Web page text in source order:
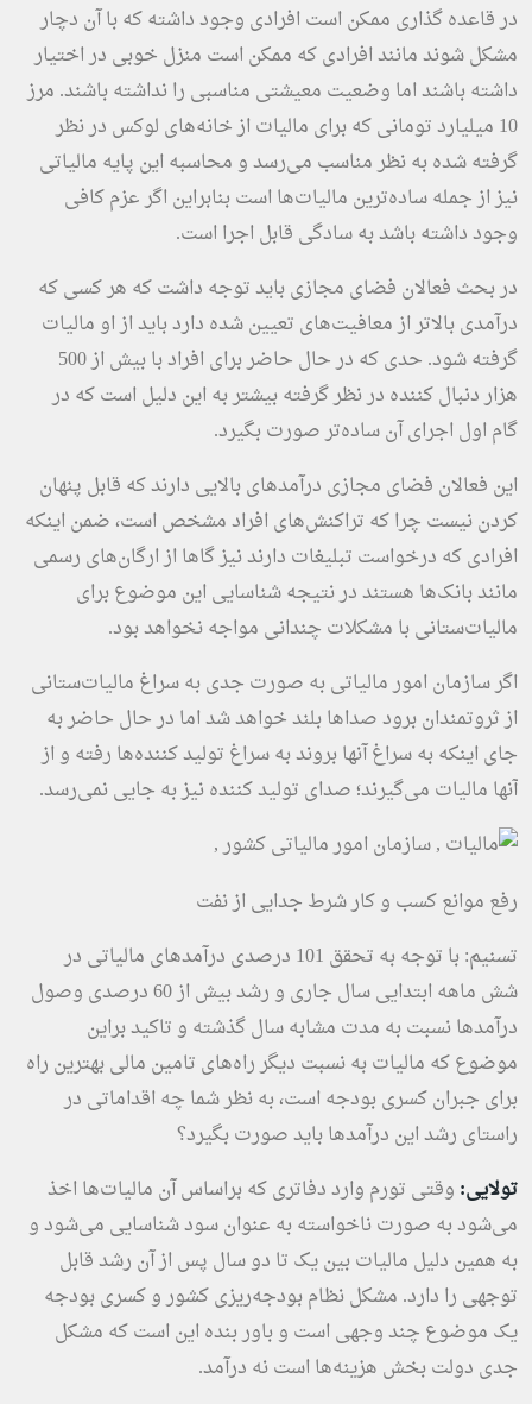
در قاعده گذاری ممکن است افرادی وجود داشته که با آن دچار
مشکل شوند مانند افرادی که ممکن است منزل خوبی در اختیار
داشته باشند اما وضعیت معیشتی مناسبی را نداشته باشند. مرز
10 میلیارد تومانی که برای مالیات از خانه‌های لوکس در نظر
گرفته شده به نظر مناسب می‌رسد و محاسبه این پایه مالیاتی
نیز از جمله ساده‌ترین مالیات‌ها است بنابراین اگر عزم کافی
وجود داشته باشد به سادگی قابل اجرا است.
در بحث فعالان فضای مجازی باید توجه داشت که هر کسی که
درآمدی بالاتر از معافیت‌های تعیین شده دارد باید از او مالیات
گرفته شود. حدی که در حال حاضر برای افراد با بیش از 500
هزار دنبال کننده در نظر گرفته بیشتر به این دلیل است که در
گام اول اجرای آن ساده‌تر صورت بگیرد.
این فعالان فضای مجازی درآمدهای بالایی دارند که قابل پنهان
کردن نیست چرا که تراکنش‌های افراد مشخص است، ضمن اینکه
افرادی که درخواست تبلیغات دارند نیز گاها از ارگان‌های رسمی
مانند بانک‌ها هستند در نتیجه شناسایی این موضوع برای
مالیات‌ستانی با مشکلات چندانی مواجه نخواهد بود.
اگر سازمان امور مالیاتی به صورت جدی به سراغ مالیات‌ستانی
از ثروتمندان برود صداها بلند خواهد شد اما در حال حاضر به
جای اینکه به سراغ آنها بروند به سراغ تولید کننده‌ها رفته و از
آنها مالیات می‌گیرند؛ صدای تولید کننده نیز به جایی نمی‌رسد.
رفع موانع کسب و کار شرط جدایی از نفت
تسنیم: با توجه به تحقق 101 درصدی درآمدهای مالیاتی در
شش ماهه ابتدایی سال جاری و رشد بیش از 60 درصدی وصول
درآمدها نسبت به مدت مشابه سال گذشته و تاکید براین
موضوع که مالیات به نسبت دیگر راه‌های تامین مالی بهترین راه
برای جبران کسری بودجه است، به نظر شما چه اقداماتی در
راستای رشد این درآمدها باید صورت بگیرد؟
تولایی: وقتی تورم وارد دفاتری که براساس آن مالیات‌ها اخذ
می‌شود به صورت ناخواسته به عنوان سود شناسایی می‌شود و
به همین دلیل مالیات بین یک تا دو سال پس از آن رشد قابل
توجهی را دارد. مشکل نظام بودجه‌ریزی کشور و کسری بودجه
یک موضوع چند وجهی است و باور بنده این است که مشکل
جدی دولت بخش هزینه‌ها است نه درآمد.